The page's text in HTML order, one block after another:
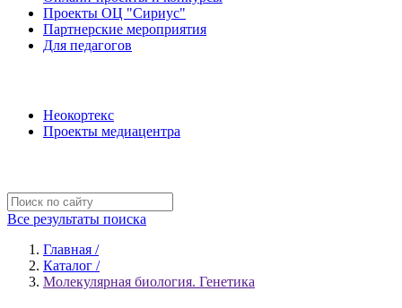
Проекты ОЦ "Сириус"
Партнерские мероприятия
Для педагогов
Неокортекс
Проекты медиацентра
Все результаты поиска
Главная /
Каталог /
Молекулярная биология. Генетика